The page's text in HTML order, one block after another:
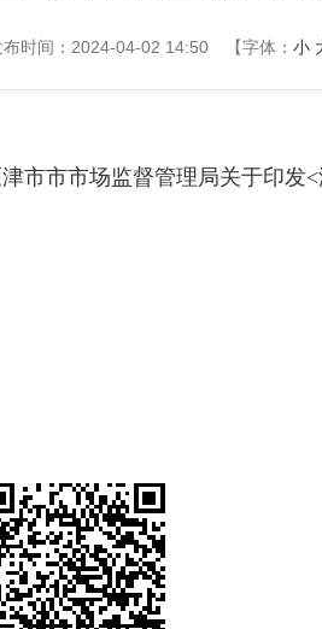
布时间：2024-04-02 14:50 【字体： 小
市市市场监督管理局关于印发<